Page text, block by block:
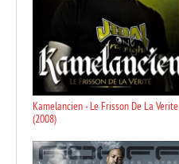
Kamelancien - Le Frisson De La Verite
(2008)